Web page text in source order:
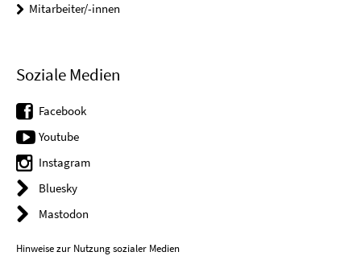
Mitarbeiter/-innen
Soziale Medien
Facebook
Youtube
Instagram
Bluesky
Mastodon
Hinweise zur Nutzung sozialer Medien